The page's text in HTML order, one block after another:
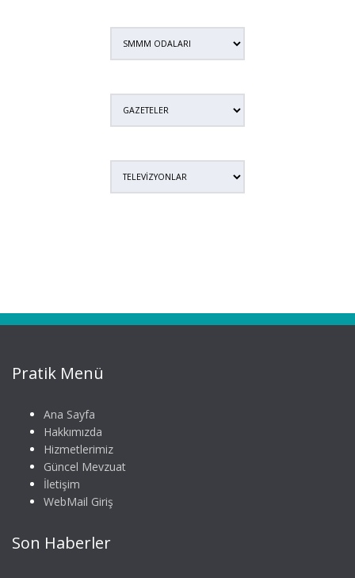
Pratik Menü
Ana Sayfa
Hakkımızda
Hizmetlerimiz
Güncel Mevzuat
İletişim
WebMail Giriş
Son Haberler